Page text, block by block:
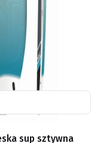
sup sztywna